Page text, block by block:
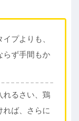
プよりも、
らず手間もか
れるさい、鶏
れば、さらに